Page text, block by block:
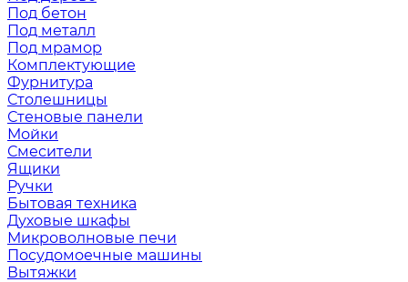
Под бетон
Под металл
Под мрамор
Комплектующие
Фурнитура
Столешницы
Стеновые панели
Мойки
Смесители
Ящики
Ручки
Бытовая техника
Духовые шкафы
Микроволновые печи
Посудомоечные машины
Вытяжки